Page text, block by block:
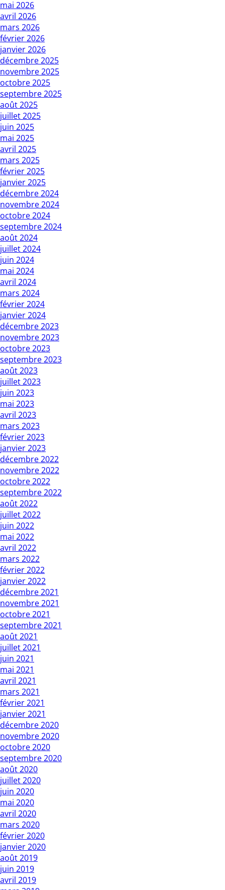
mai 2026
avril 2026
mars 2026
février 2026
janvier 2026
décembre 2025
novembre 2025
octobre 2025
septembre 2025
août 2025
juillet 2025
juin 2025
mai 2025
avril 2025
mars 2025
février 2025
janvier 2025
décembre 2024
novembre 2024
octobre 2024
septembre 2024
août 2024
juillet 2024
juin 2024
mai 2024
avril 2024
mars 2024
février 2024
janvier 2024
décembre 2023
novembre 2023
octobre 2023
septembre 2023
août 2023
juillet 2023
juin 2023
mai 2023
avril 2023
mars 2023
février 2023
janvier 2023
décembre 2022
novembre 2022
octobre 2022
septembre 2022
août 2022
juillet 2022
juin 2022
mai 2022
avril 2022
mars 2022
février 2022
janvier 2022
décembre 2021
novembre 2021
octobre 2021
septembre 2021
août 2021
juillet 2021
juin 2021
mai 2021
avril 2021
mars 2021
février 2021
janvier 2021
décembre 2020
novembre 2020
octobre 2020
septembre 2020
août 2020
juillet 2020
juin 2020
mai 2020
avril 2020
mars 2020
février 2020
janvier 2020
août 2019
juin 2019
avril 2019